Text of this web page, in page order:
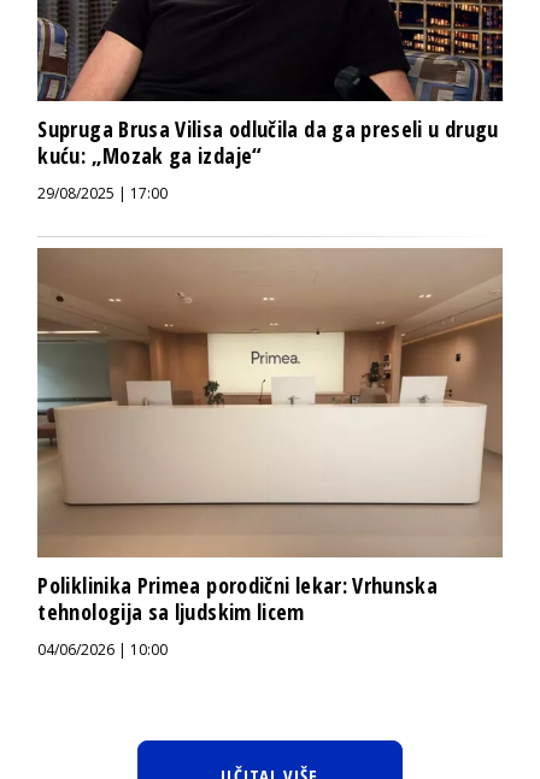
Supruga Brusa Vilisa odlučila da ga preseli u drugu
kuću: „Mozak ga izdaje“
29/08/2025 | 17:00
Poliklinika Primea porodični lekar: Vrhunska
tehnologija sa ljudskim licem
04/06/2026 | 10:00